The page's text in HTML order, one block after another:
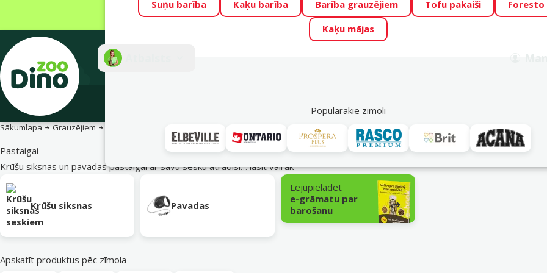
Visu mēnesi Dino Zoo piedāvā lieliskas cenas mīluļu TOP barībām! 🍖 →
Fotokonkurss “GADA ŪSAIŅI”! Varbūt tieši Tavs mīlulis būs 2027. gada
Suņu barība Kaķu barība Barība grauzējiem Tofu pakaiši
Foresto
Kaķu mājas
Populārākie zīmoli
Akciju piedāvājumi
Sākumlapa Grauzējiem
Pastaigai
Krūšu siksnas un pavadas pastaigai ar savu sesku atradīsi…lasīt vairāk
Apakškategorija
Krūšu siksnas
Pavadas
Lejupielādēt
e-grāmatu par
barošanu
Apskatīt produktus pēc zīmola